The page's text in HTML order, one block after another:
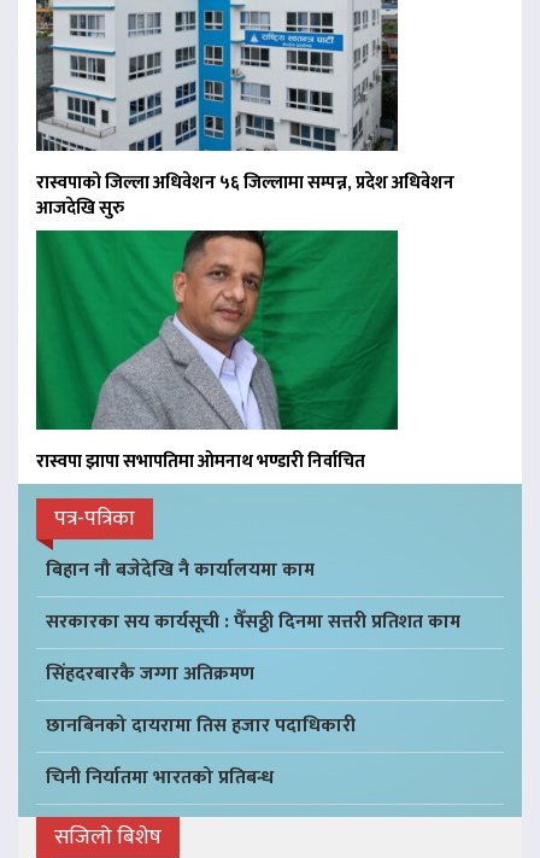
रास्वपाको जिल्ला अधिवेशन ५६ जिल्लामा सम्पन्न, प्रदेश अधिवेशन
आजदेखि सुरु
रास्वपा झापा सभापतिमा ओमनाथ भण्डारी निर्वाचित
पत्र-पत्रिका
बिहान नौ बजेदेखि नै कार्यालयमा काम
सरकारका सय कार्यसूची : पैँसठ्ठी दिनमा सत्तरी प्रतिशत काम
सिंहदरबारकै जग्गा अतिक्रमण
छानबिनको दायरामा तिस हजार पदाधिकारी
चिनी निर्यातमा भारतको प्रतिबन्ध
सजिलो बिशेष